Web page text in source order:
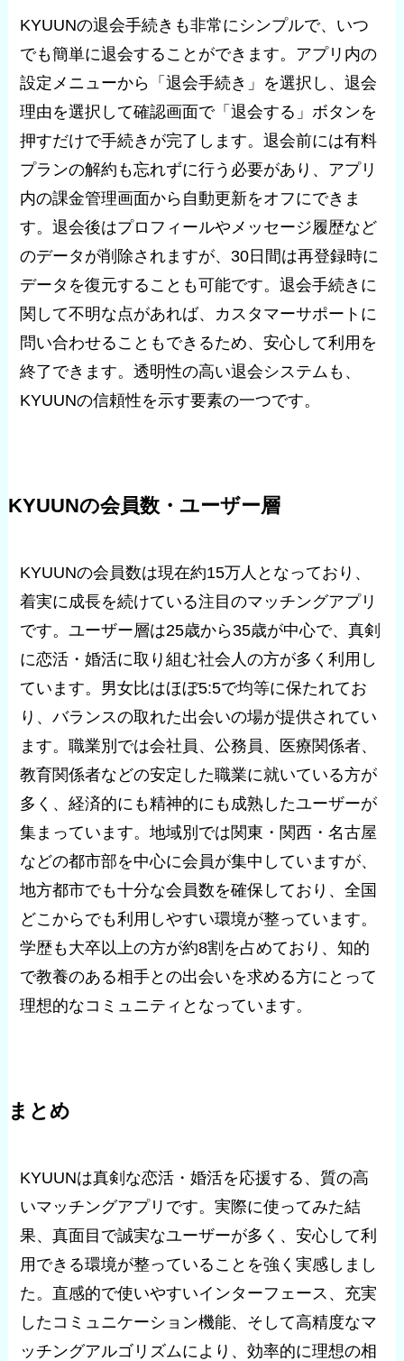
KYUUNの退会手続きも非常にシンプルで、いつ
でも簡単に退会することができます。アプリ内の
設定メニューから「退会手続き」を選択し、退会
理由を選択して確認画面で「退会する」ボタンを
押すだけで手続きが完了します。退会前には有料
プランの解約も忘れずに行う必要があり、アプリ
内の課金管理画面から自動更新をオフにできま
す。退会後はプロフィールやメッセージ履歴など
のデータが削除されますが、30日間は再登録時に
データを復元することも可能です。退会手続きに
関して不明な点があれば、カスタマーサポートに
問い合わせることもできるため、安心して利用を
終了できます。透明性の高い退会システムも、
KYUUNの信頼性を示す要素の一つです。
KYUUNの会員数・ユーザー層
KYUUNの会員数は現在約15万人となっており、
着実に成長を続けている注目のマッチングアプリ
です。ユーザー層は25歳から35歳が中心で、真剣
に恋活・婚活に取り組む社会人の方が多く利用し
ています。男女比はほぼ5:5で均等に保たれてお
り、バランスの取れた出会いの場が提供されてい
ます。職業別では会社員、公務員、医療関係者、
教育関係者などの安定した職業に就いている方が
多く、経済的にも精神的にも成熟したユーザーが
集まっています。地域別では関東・関西・名古屋
などの都市部を中心に会員が集中していますが、
地方都市でも十分な会員数を確保しており、全国
どこからでも利用しやすい環境が整っています。
学歴も大卒以上の方が約8割を占めており、知的
で教養のある相手との出会いを求める方にとって
理想的なコミュニティとなっています。
まとめ
KYUUNは真剣な恋活・婚活を応援する、質の高
いマッチングアプリです。実際に使ってみた結
果、真面目で誠実なユーザーが多く、安心して利
用できる環境が整っていることを強く実感しまし
た。直感的で使いやすいインターフェース、充実
したコミュニケーション機能、そして高精度なマ
ッチングアルゴリズムにより、効率的に理想の相